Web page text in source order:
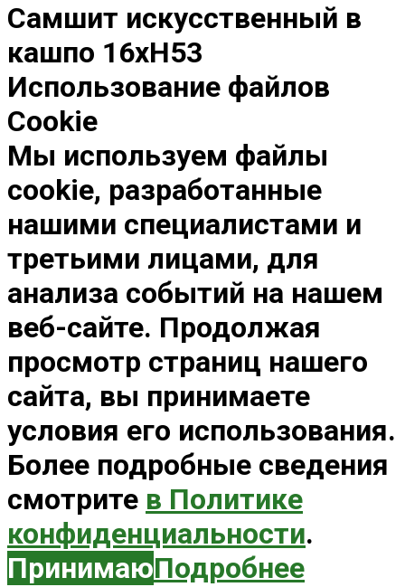
Самшит искусственный в
кашпо 16xH53
Использование файлов
Cookie
Мы используем файлы
cookie, разработанные
нашими специалистами и
третьими лицами, для
анализа событий на нашем
веб-сайте. Продолжая
просмотр страниц нашего
сайта, вы принимаете
условия его использования.
Более подробные сведения
смотрите в Политике
конфиденциальности.
ПринимаюПодробнее